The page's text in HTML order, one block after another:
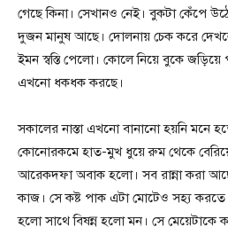
গেছে কিনা। সেখানও নেই। বুকটা কেঁপে
দুজন মানুষ আছে। দোলনায় চেক করে
ইমন স্বস্তি পেলো। কোলে নিয়ে বুকে
এখনো ধকধক করছে।
সকালের নাস্তা এখনো বানানো হয়নি মনে
কোনোরকমে হাত-মুখ ধুয়ে রুম থেকে বেরিয়ে
আরেকদফা অবাক হলো। সব রান্না করা
কাজ। সে কষ্ট পাক এটা মোটেও সহ্য করতে
হলো সাথে বিষন্ন হলো মন। সে মেয়েটাকে